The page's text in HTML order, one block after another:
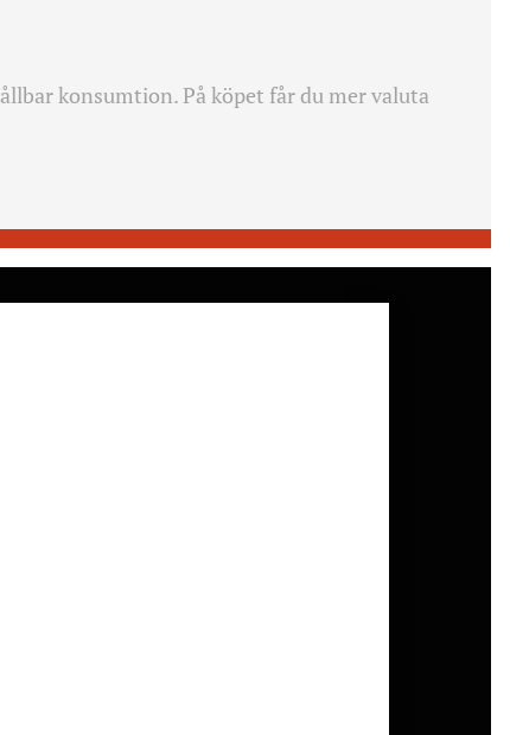
ållbar konsumtion. På köpet får du mer valuta